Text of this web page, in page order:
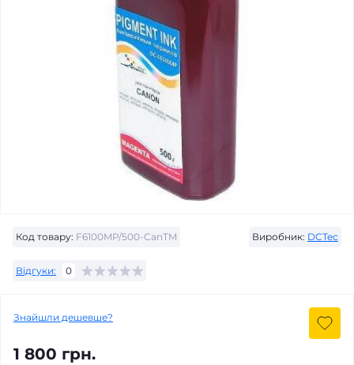
Код товару: F6100MP/500-CanTM Виробник: DCTec
Відгуки: 0
Знайшли дешевше?
1 800 грн.